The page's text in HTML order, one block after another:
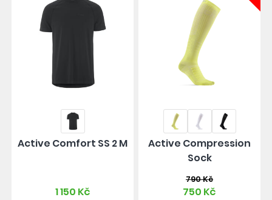
Active Comfort SS 2 M
1 150 Kč
Active Compression
Sock
790 Kč
750 Kč